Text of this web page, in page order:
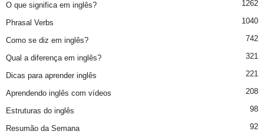
O que significa em inglês? 1262
Phrasal Verbs 1040
Como se diz em inglês? 742
Qual a diferença em inglês? 321
Dicas para aprender inglês 221
Aprendendo inglês com vídeos 208
Estruturas do inglês 98
Resumão da Semana 92